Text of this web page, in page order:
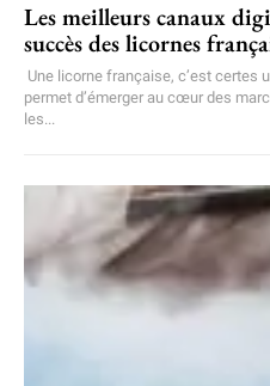
Les meilleurs canaux
succès des licornes
Une licorne française, c’est certes
permet d’émerger au cœur des
les...